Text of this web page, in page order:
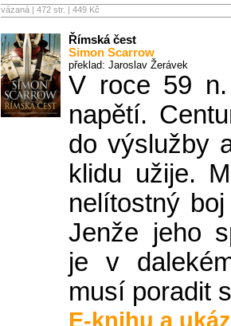
vázaná | 472 str. | 449 Kč
Římská čest
Simon Scarrow
překlad: Jaroslav Žerávek
V roce 59
napětí.
do výslužby
klidu užije.
nelítostný
Jenže jeho
je v
musí poradit
E-knihu a